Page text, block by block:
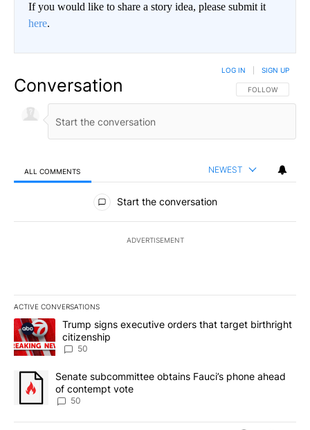
If you would like to share a story idea, please submit it
here.
Conversation FOLLOW THIS
FOLLOW
LOG IN SIGN UP
ALL COMMENTS NEWEST
All Comments
Start the conversation
ADVERTISEMENT
ACTIVE CONVERSATIONS
The following is a list of the most commented articles in the last
A trending article titled "Trump signs executive orders that
Trump signs executive orders that target birthright
citizenship
50
A trending article titled "Senate subcommittee obtains Fauci’s
Senate subcommittee obtains Fauci’s phone ahead
of contempt vote
50